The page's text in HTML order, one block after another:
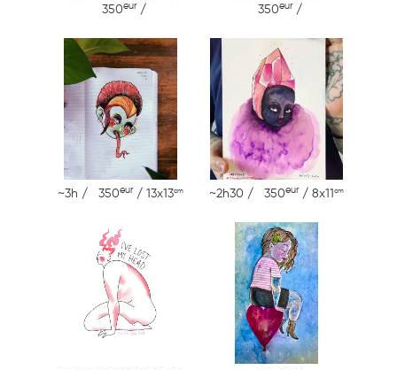
350eur / 350eur /
~3h / 350eur / 13x13cm ~2h30 / 350eur / 8x11 cm